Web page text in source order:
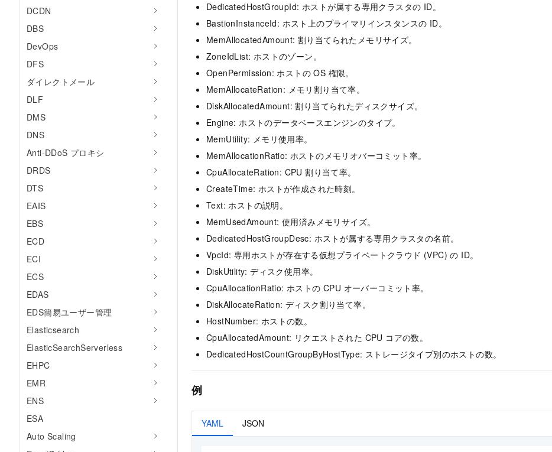
DCDN
DBS
DevOps
DFS
ダイレクトメール
DLF
DMS
DNS
Anti-DDoS プロキシ
DRDS
DTS
EAIS
EBS
ECD
ECI
ECS
EDAS
EDS簡易ユーザー管理
Elasticsearch
ElasticSearchServerless
EHPC
EMR
ENS
ESA
Auto Scaling
DedicatedHostGroupId: ホストが属する専用クラスタの ID。
BastionInstanceId: ホスト上のプライマリインスタンスの ID。
MemAllocatedAmount: 割り当てられたメモリサイズ。
ZoneIdList: ホストのゾーン。
OpenPermission: ホストの OS 権限。
MemAllocateRation: メモリ割り当て率。
DiskAllocatedAmount: 割り当てられたディスクサイズ。
Engine: ホストのデータベースエンジンのタイプ。
MemUtility: メモリ使用率。
MemAllocationRatio: ホストのメモリオバーコミット率。
CpuAllocateRation: CPU 割り当て率。
CreateTime: ホストが作成された時刻。
Text: ホストの説明。
MemUsedAmount: 使用済みメモリサイズ。
DedicatedHostGroupDesc: ホストが属する専用クラスタの名前。
VpcId: 専用ホストが存在する仮想プライベートクラウド (VPC) の ID。
DiskUtility: ディスク使用率。
CpuAllocationRatio: ホストの CPU オーバーコミット率。
DiskAllocateRation: ディスク割り当て率。
HostNumber: ホストの数。
CpuAllocatedAmount: リクエストされた CPU コアの数。
DedicatedHostCountGroupByHostType: ストレージタイプ別のホストの数。
例
YAML JSON